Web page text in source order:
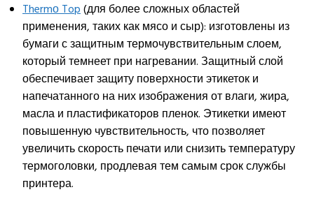
Thermо Top(для более сложных областей
применения, таких как мясо и сыр): изготовлены из
бумаги с защитным термочувствительным слоем,
который темнеет при нагревании. Защитный слой
обеспечивает защиту поверхности этикеток и
напечатанного на них изображения от влаги, жира,
масла и пластификаторов пленок. Этикетки имеют
повышенную чувствительность, что позволяет
увеличить скорость печати или снизить температуру
термоголовки, продлевая тем самым срок службы
принтера.